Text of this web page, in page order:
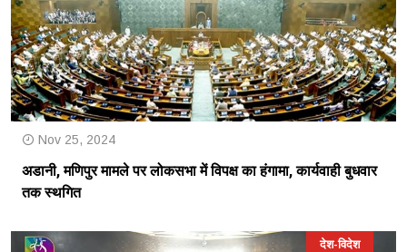
Nov 25, 2024
अडानी, मणिपुर मामले पर लोकसभा में विपक्ष का हंगामा, कार्यवाही बुधवार
तक स्थगित
देश-विदेश